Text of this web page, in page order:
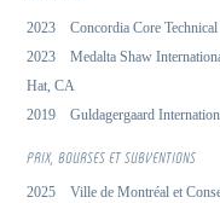
2023 Concordia Core
2023 Medalta Shaw
Hat, CA
2019 Guldagergaard
PRIX, BOURSES ET SUBVENTIONS
2025 Ville de Montréal et